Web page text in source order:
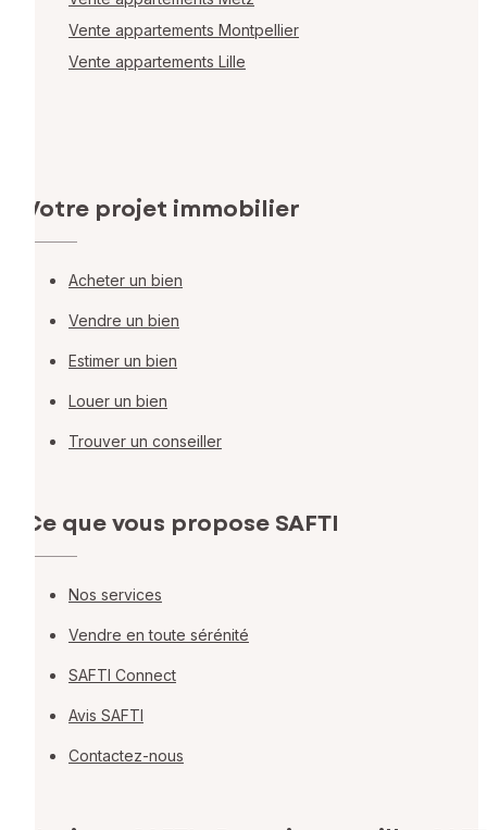
Vente appartements Montpellier
Vente appartements Lille
Votre projet immobilier
Acheter un bien
Vendre un bien
Estimer un bien
Louer un bien
Trouver un conseiller
Ce que vous propose SAFTI
Nos services
Vendre en toute sérénité
SAFTI Connect
Avis SAFTI
Contactez-nous